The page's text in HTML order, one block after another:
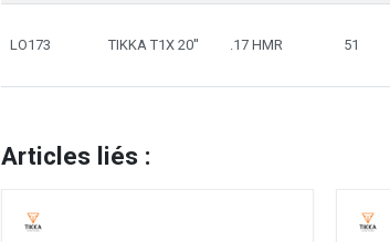
LO173 TIKKA T1X 20'' .17 HMR 51
Articles liés :